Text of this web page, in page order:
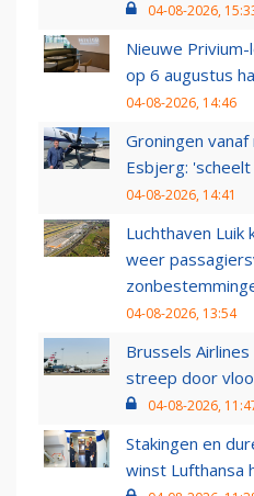
04-08-2026,
Nieuwe
op 6 augustus
04-08-2026, 14:46
Groningen
Esbjerg:
04-08-2026, 14:41
Luchthaven
weer
04-08-2026, 13:54
Brussels
streep door
04-08-2026,
Stakingen en
winst Lufthansa